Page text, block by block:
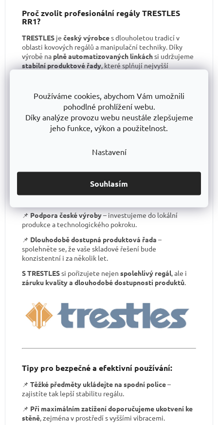
Používáme cookies, abychom Vám umožnili
pohodlné prohlížení webu.
Díky analýze provozu webu neustále zlepšujeme
jeho funkce, výkon a použitelnost.
Nastavení
Souhlasím
Proč zvolit profesionální regály TRESTLES
RR1?
TRESTLES je český výrobces dlouholetou tradicí v
oblasti kovových regálů a manipulační techniky. Díky
výrobě na plně automatizovaných linkáchsi udržujeme
stabilní produktové řady, které splňují nejvyšší
Certifikát o shodě– záruka kvality, kterou většina
levných regálů nemá.
📌Skvělá stabilita– pevná ocelová konstrukce
testovaná na extrémní zatížení.
📌 Podpora české výroby– investujeme do lokální
produkce a technologického pokroku.
📌 Dlouhodobě dostupná produktová řada –
spolehněte se, že vaše skladové řešení bude
konzistentní i za několik let.
S TRESTLESsi pořizujete nejen spolehlivý regál, ale i
záruku kvality a dlouhodobé dostupnosti produktů.
Tipy pro bezpečné a efektivní používání:
📌 Těžké předměty ukládejte na spodní police–
zajistíte tak lepší stabilitu regálu.
📌 Při maximálním zatížení doporučujeme ukotvení ke
stěně, zejména v prostředí s vyššími vibracemi.